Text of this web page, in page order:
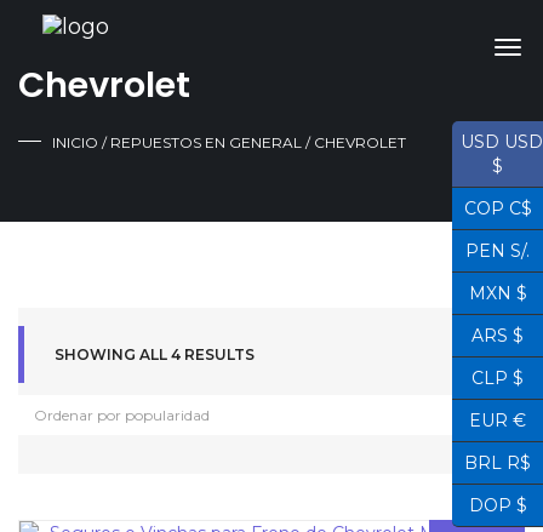
Chevrolet
INICIO / REPUESTOS EN GENERAL / CHEVROLET
SHOWING ALL 4 RESULTS
USD USD
$
COP C$
PEN S/.
MXN $
ARS $
CLP $
EUR €
BRL R$
DOP $